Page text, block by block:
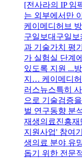
[전사라의 IP 임
는 외부에서만
케이메디허브
구일보대구일
과 기술가치 평
가 실험실 단계
있도록 지원 ...
지… 케이메디허
러스뉴스특히
으로 기술검증
벌 연구동향 분
재생의료진흥재
지원사업' 참여
생의료 분야 유
돕기 위한 전문